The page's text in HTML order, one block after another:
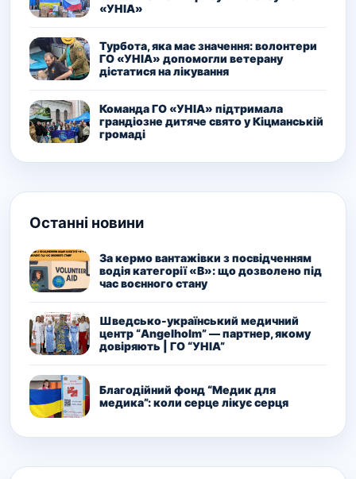
«УНІА»
Турбота, яка має значення: волонтери
ГО «УНІА» допомогли ветерану
дістатися на лікування
Команда ГО «УНІА» підтримала
грандіозне дитяче свято у Кіцманській
громаді
Останні новини
За кермо вантажівки з посвідченням
водія категорії «В»: що дозволено під
час воєнного стану
Шведсько-український медичний
центр “Angelholm” — партнер, якому
довіряють | ГО “УНІА”
Благодійний фонд “Медик для
медика”: коли серце лікує серця